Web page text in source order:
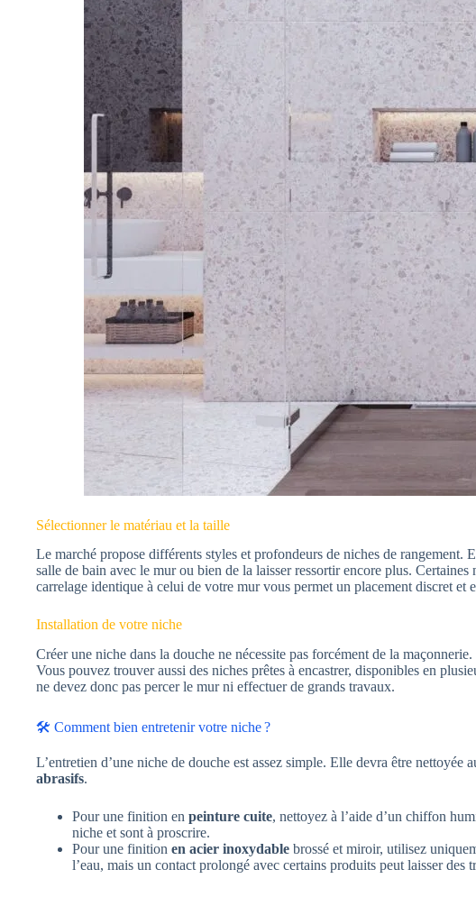
Sélectionner le matériau et la taille
Le marché propose différents styles et profondeurs de niches de
salle de bain avec le mur ou bien de la laisser ressortir encore plus.
carrelage identique à celui de votre mur vous permet un placement discret et
Installation de votre niche
Créer une niche dans la douche ne nécessite pas forcément de la
Vous pouvez trouver aussi des niches prêtes à encastrer, disponibles en
ne devez donc pas percer le mur ni effectuer de grands travaux.
🛠️ Comment bien entretenir votre niche ?
L’entretien d’une niche de douche est assez simple. Elle devra être nettoyée
abrasifs.
Pour une finition en peinture cuite, nettoyez à l’aide d’un chiffon
niche et sont à proscrire.
Pour une finition en acier inoxydable brossé et miroir, utilisez
l’eau, mais un contact prolongé avec certains produits peut laisser des